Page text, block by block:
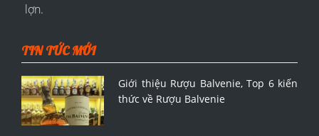
lợn.
TIN TỨC MỚI
Giới thiệu Rượu Balvenie, Top 6 kiến
thức về Rượu Balvenie